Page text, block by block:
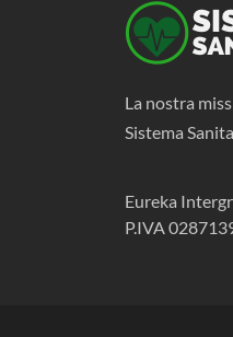
La nostra
Sistema
Eureka
P.IVA